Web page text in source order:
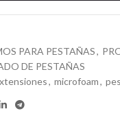
PARA PESTAÑAS,
DE PESTAÑAS
, microfoam,